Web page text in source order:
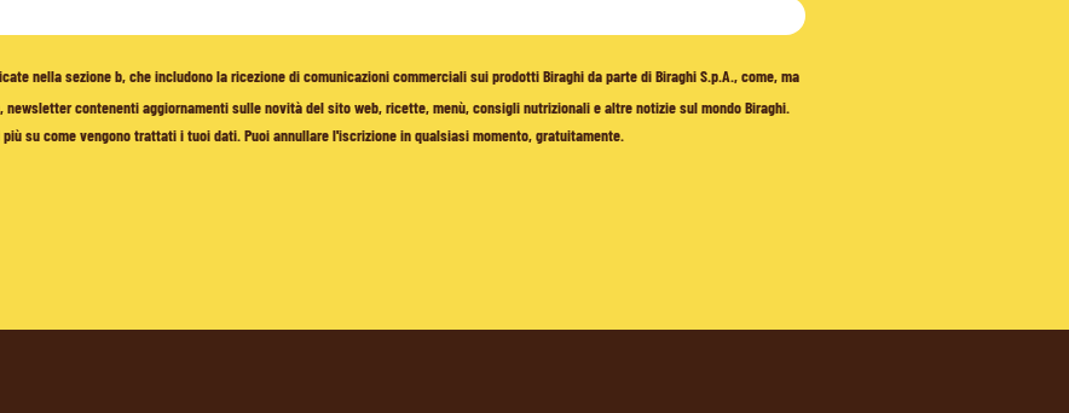
nella sezione b, che includono la ricezione di comunicazioni commerciali sui prodotti Biraghi da parte di Biraghi S.p.A., come, ma
contenenti aggiornamenti sulle novità del sito web, ricette, menù, consigli nutrizionali e altre notizie sul mondo Biraghi.
più su come vengono trattati i tuoi dati. Puoi annullare l'iscrizione in qualsiasi momento, gratuitamente.